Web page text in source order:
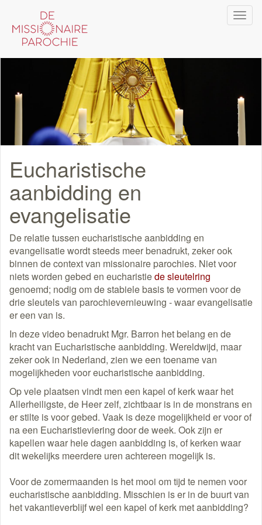
naar
Eucharistische
aanbidding en
evangelisatie
De relatie tussen eucharistische aanbidding en
evangelisatie wordt steeds meer benadrukt, zeker ook
binnen de context van missionaire parochies. Niet voor
niets worden gebed en eucharistiede sleutelring
genoemd; nodig om de stabiele basis te vormen voor de
drie sleutels van parochievernieuwing - waar evangelisatie
er een van is.
In deze video benadrukt Mgr. Barron het belang en de
kracht van Eucharistische aanbidding. Wereldwijd, maar
zeker ook in Nederland, zien we een toename van
mogelijkheden voor eucharistische aanbidding.
Op vele plaatsen vindt men een kapel of kerk waar het
Allerheiligste, de Heer zelf, zichtbaar is in de monstrans en
er stilte is voor gebed. Vaak is deze mogelijkheid er voor of
na een Eucharistieviering door de week. Ook zijn er
kapellen waar hele dagen aanbidding is, of kerken waar
dit wekelijks meerdere uren achtereen mogelijk is.
Voor de zomermaanden is het mooi om tijd te nemen voor
eucharistische aanbidding. Misschien is er in de buurt van
het vakantieverblijf wel een kapel of kerk met aanbidding?